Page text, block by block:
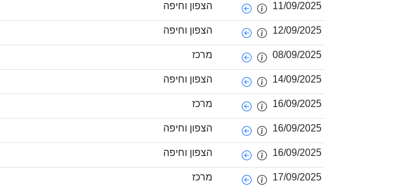
11/09/2025 הצפון וחיפה
12/09/2025 הצפון וחיפה
08/09/2025 מרכז
14/09/2025 הצפון וחיפה
16/09/2025 מרכז
16/09/2025 הצפון וחיפה
16/09/2025 הצפון וחיפה
17/09/2025 מרכז